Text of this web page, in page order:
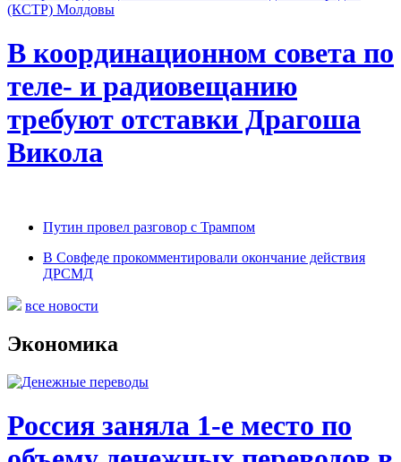
В координационном совета по
теле- и радиовещанию
требуют отставки Драгоша
Викола
Путин провел разговор с Трампом
В Совфеде прокомментировали окончание действия
ДРСМД
все новости
Экономика
Россия заняла 1-е место по